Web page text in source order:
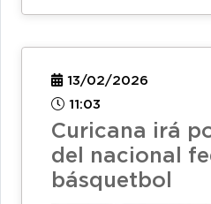
13/02/2026
11:03
Curicana irá
del nacional
básquetbol